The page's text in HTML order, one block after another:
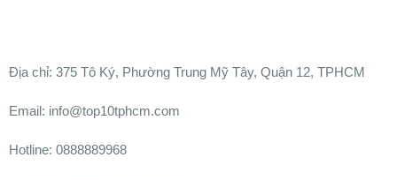
Ðịa chỉ: 375 Tô Ký, Phường Trung Mỹ Tây, Quận 12, TPHCM
Email: info@top10tphcm.com
Hotline: 0888889968